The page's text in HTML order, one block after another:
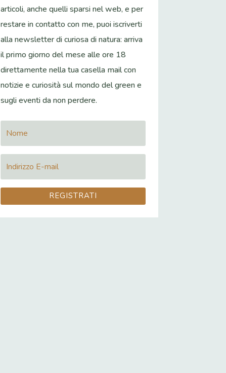
articoli, anche quelli sparsi nel web, e per
restare in contatto con me, puoi iscriverti
alla newsletter di curiosa di natura: arriva
il primo giorno del mese alle ore 18
direttamente nella tua casella mail con
notizie e curiosità sul mondo del green e
sugli eventi da non perdere.
REGISTRATI